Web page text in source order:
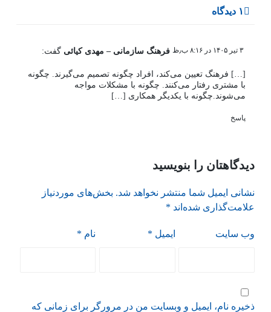
۱ دیدگاه
فرهنگ سازمانی – مهدی کیائی گفت: ۳ تیر ۱۴۰۵ در ۸:۱۶ ب٫ظ
[…] فرهنگ تعیین می‌کند، افراد چگونه تصمیم می‌گیرند. چگونه
با مشتری رفتار می‌کنند. چگونه با مشکلات مواجه
می‌شوند.چگونه با یکدیگر همکاری […]
پاسخ
دیدگاهتان را بنویسید
نشانی ایمیل شما منتشر نخواهد شد. بخش‌های موردنیاز
علامت‌گذاری شده‌اند *
نام * ایمیل * وب‌ سایت
ذخیره نام، ایمیل و وبسایت من در مرورگر برای زمانی که